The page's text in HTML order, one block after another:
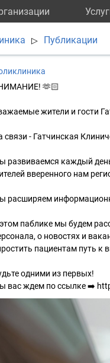
▷ Публикации
🫶🏻
жители и гости
связи - Гатчинская
развиваемся каждый
вверенного нам
расширяем
паблике мы будем
о новостях и
пациентам путь к
одними из первых!
вас ждем по ссылке ➡️